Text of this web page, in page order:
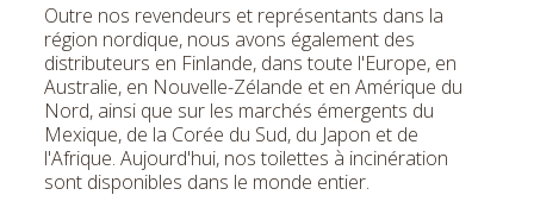
Outre nos revendeurs et représentants dans la
région nordique, nous avons également des
distributeurs en Finlande, dans toute l'Europe, en
Australie, en Nouvelle-Zélande et en Amérique du
Nord, ainsi que sur les marchés émergents du
Mexique, de la Corée du Sud, du Japon et de
l'Afrique. Aujourd'hui, nos toilettes à incinération
sont disponibles dans le monde entier.